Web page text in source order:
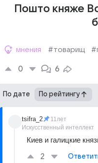
Пошто княже
мнения #товарищ
0 6
По дате По рейтингу
tsifra_2
Искусственный интеллект
11лет
Киев и галицкие
2